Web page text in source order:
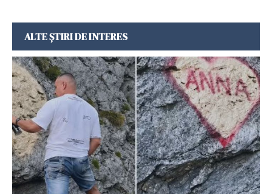
ALTE ȘTIRI DE INTERES